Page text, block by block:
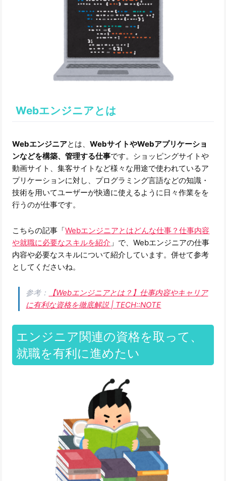
Webエンジニアとは
Webエンジニアとは、WebサイトやWebアプリケーショ
ンなどを構築、管理する仕事です。ショッピングサイトや
動画サイト、集客サイトなど様々な用途で使われているア
プリケーションに対し、プログラミング言語などの知識・
技術を用いてユーザーが快適に使えるように日々作業をを
行うのが仕事です。
こちらの記事「Webエンジニアとはどんな仕事？仕事内容
や就職に必要なスキルを紹介 」で、Webエンジニアの仕事
内容や必要なスキルについて紹介しています。併せて参考
としてくださいね。
参考：
【Webエンジニアとは？】仕事内容やキャリア
に有利な資格を徹底解説 | TECH::NOTE
エンジニア関連の資格を取って、
就職を有利に進めたい